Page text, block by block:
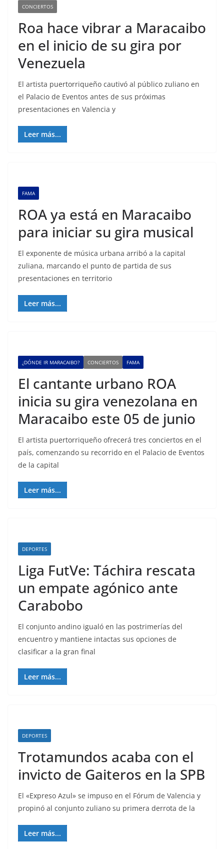
CONCIERTOS
Roa hace vibrar a Maracaibo
en el inicio de su gira por
Venezuela
El artista puertorriqueño cautivó al público zuliano en
el Palacio de Eventos antes de sus próximas
presentaciones en Valencia y
Leer más...
FAMA
ROA ya está en Maracaibo
para iniciar su gira musical
El exponente de música urbana arribó a la capital
zuliana, marcando el punto de partida de sus
presentaciones en territorio
Leer más...
¿DÓNDE IR MARACAIBO? CONCIERTOS FAMA
El cantante urbano ROA
inicia su gira venezolana en
Maracaibo este 05 de junio
El artista puertorriqueño ofrecerá tres conciertos en el
país, comenzando su recorrido en el Palacio de Eventos
de la capital
Leer más...
DEPORTES
Liga FutVe: Táchira rescata
un empate agónico ante
Carabobo
El conjunto andino igualó en las postrimerías del
encuentro y mantiene intactas sus opciones de
clasificar a la gran final
Leer más...
DEPORTES
Trotamundos acaba con el
invicto de Gaiteros en la SPB
El «Expreso Azul» se impuso en el Fórum de Valencia y
propinó al conjunto zuliano su primera derrota de la
Leer más...